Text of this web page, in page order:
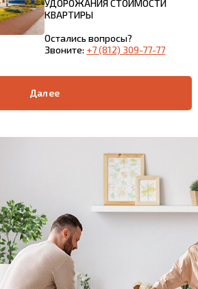
УДОРОЖАНИЯ СТОИМОСТИ
КВАРТИРЫ
Остались вопросы?
Звоните: +7 (812) 309-77-77